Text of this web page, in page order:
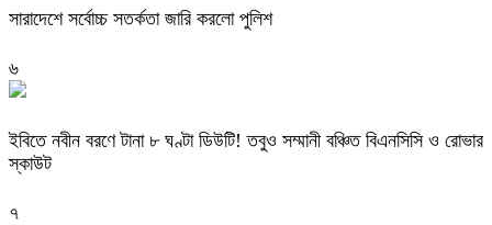
সারাদেশে সর্বোচ্চ সতর্কতা জারি করলো পুলিশ
৬
ইবিতে নবীন বরণে টানা ৮ ঘণ্টা ডিউটি! তবুও সম্মানী বঞ্চিত বিএনসিসি ও রোভার
স্কাউট
৭